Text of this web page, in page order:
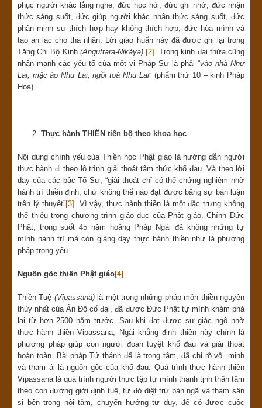
phục người khác lắng nghe, đức học hỏi, đức ghi nhớ, đức nhận
thức sáng suốt, đức giúp người khác nhận thức sáng suốt, đức
phân minh sự thích hợp hay không thích hợp, đức hòa mình và
tạo an lạc cho tha nhân. Lời giáo huấn này đã được ghi lại trong
Tăng Chi Bộ Kinh(Anguttara-Nikàya) [2] . Trong kinh đại thừa cũng
nhấn mạnh các yếu tố của một vị Pháp Sư là phải “vào nhà Như
Lai, mặc áo Như Lai, ngồi toà Như Lai” (phẩm thứ 10 – kinh Pháp
Hoa).
Thực hành THIỀN tiến bộ theo khoa học
Nội dung chính yếu của Thiền học Phật giáo là hướng dẫn người
thực hành đi theo lộ trình giải thoát tâm thức khổ đau. Và theo lời
dạy của các bậc Tổ Sư, “giải thoát chỉ có thể chứng nghiệm nhờ
hành trì thiền định, chứ không thể nào đạt được bằng sự bàn luận
trên lý thuyết”[3] . Vì vậy, thực hành thiền là một đặc trưng không
thể thiếu trong chương trình giáo dục của Phật giáo. Chính Đức
Phật, trong suốt 45 năm hoằng Pháp Ngài đã không những tự
mình hành trì mà còn giảng dạy thực hành thiền như là phương
pháp trọng yếu.
Nguồn gốc thiền Phật giáo[4]
Thiền Tuệ (Vipassana)là một trong những pháp môn thiền nguyên
thủy nhất của Ấn Độ cổ đại, đã được Đức Phật tự mình khám phá
lại từ hơn 2500 năm trước. Sau khi đạt được sự giác ngộ nhờ
thực hành thiền Vipassana, Ngài khẳng định thiền này chính là
phương pháp giúp con người đoạn tuyệt khổ đau và giải thoát
hoàn toàn. Bài pháp Tứ thánh đế là trọng tâm, đã chỉ rõ vô minh
và tham ái là nguồn gốc của khổ đau. Quá trình thực hành thiền
Vipassana là quá trình người thực tập tự mình thanh tịnh thân tâm
theo con đường giới định tuệ, từ đó diệt trừ bản ngã và tham sân
si bên trong nội tâm, chuyển hướng tư duy, để có được cuộc